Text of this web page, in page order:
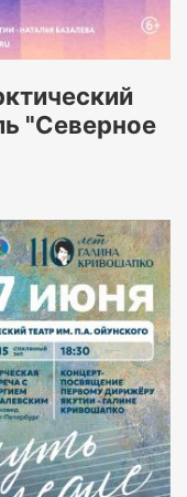
"Северное